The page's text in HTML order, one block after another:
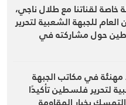
لقناتنا مع طلال ناجي،
للجبهة الشعبية لتحرير
حول مشاركته في
في مكاتب الجبهة
لتحرير فلسطين تأكيدًا